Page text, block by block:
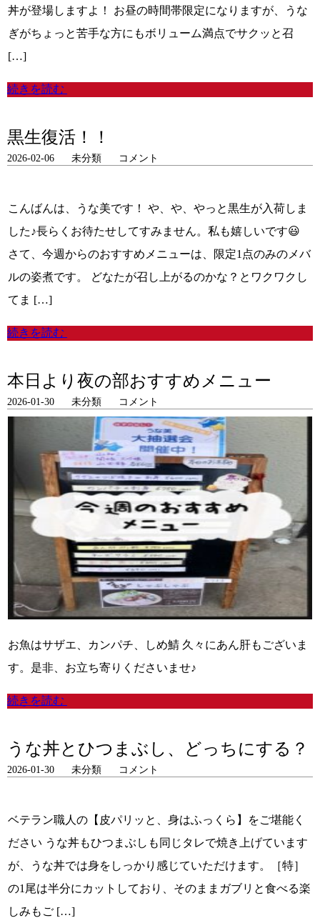
丼が登場しますよ！ お昼の時間帯限定になりますが、うな
ぎがちょっと苦手な方にもボリューム満点でサクッと召
[…]
続きを読む
黒生復活！！
2026-02-06 未分類 コメント
こんばんは、うな美です！ や、や、やっと黒生が入荷しま
した♪長らくお待たせしてすみません。私も嬉しいです😃
さて、今週からのおすすめメニューは、限定1点のみのメバ
ルの姿煮です。 どなたが召し上がるのかな？とワクワクし
てま […]
続きを読む
本日より夜の部おすすめメニュー
2026-01-30 未分類 コメント
お魚はサザエ、カンパチ、しめ鯖 久々にあん肝もございま
す。是非、お立ち寄りくださいませ♪
続きを読む
うな丼とひつまぶし、どっちにする？
2026-01-30 未分類 コメント
ベテラン職人の【皮パリッと、身はふっくら】をご堪能く
ださい うな丼もひつまぶしも同じタレで焼き上げています
が、うな丼では身をしっかり感じていただけます。［特］
の1尾は半分にカットしており、そのままガブリと食べる楽
しみもご […]